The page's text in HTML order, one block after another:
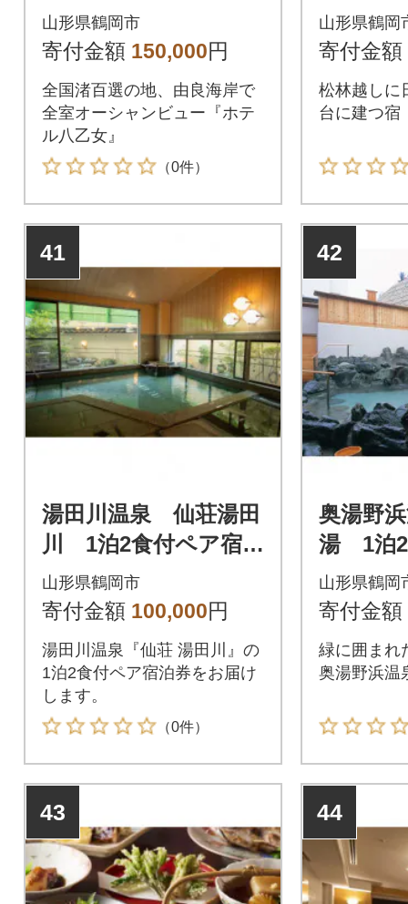
券 【詣でる つか
る 頂きますプラ
山形県鶴岡市
寄付金額 150,000円
全国渚百選の地、由良海岸で
全室オーシャンビュー『ホテ
ル八乙女』
（0件）
泊券
る 頂き
山形県鶴岡
寄付金額
松林越しに
台に建つ宿
41
湯田川温泉 仙荘湯田
川 1泊2食付ペア宿泊
券 【詣でる つか
る 頂きますプラ
山形県鶴岡市
寄付金額 100,000円
湯田川温泉『仙荘 湯田川』の
1泊2食付ペア宿泊券をお届け
します。
（0件）
42
奥湯野
湯 1泊2
券 【
る 頂き
山形県鶴岡
寄付金額
緑に囲まれ
奥湯野浜温
43 44